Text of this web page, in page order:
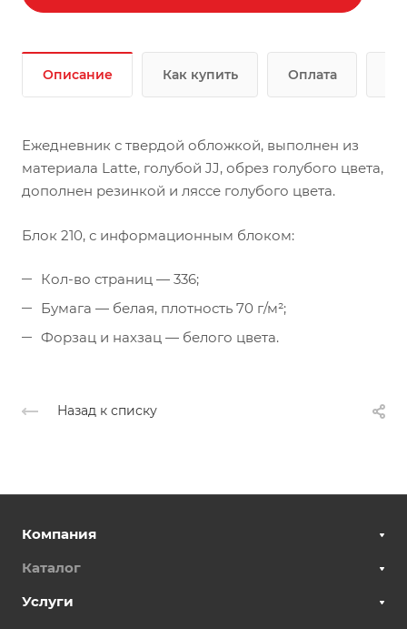
Описание Как купить Оплата
Ежедневник с твердой обложкой, выполнен из
материала Latte, голубой JJ, обрез голубого цвета,
дополнен резинкой и ляссе голубого цвета.
Блок 210, с информационным блоком:
Кол-во страниц — 336;
Бумага — белая, плотность 70 г/м²;
Форзац и нахзац — белого цвета.
Назад к списку
Компания
Каталог
Услуги